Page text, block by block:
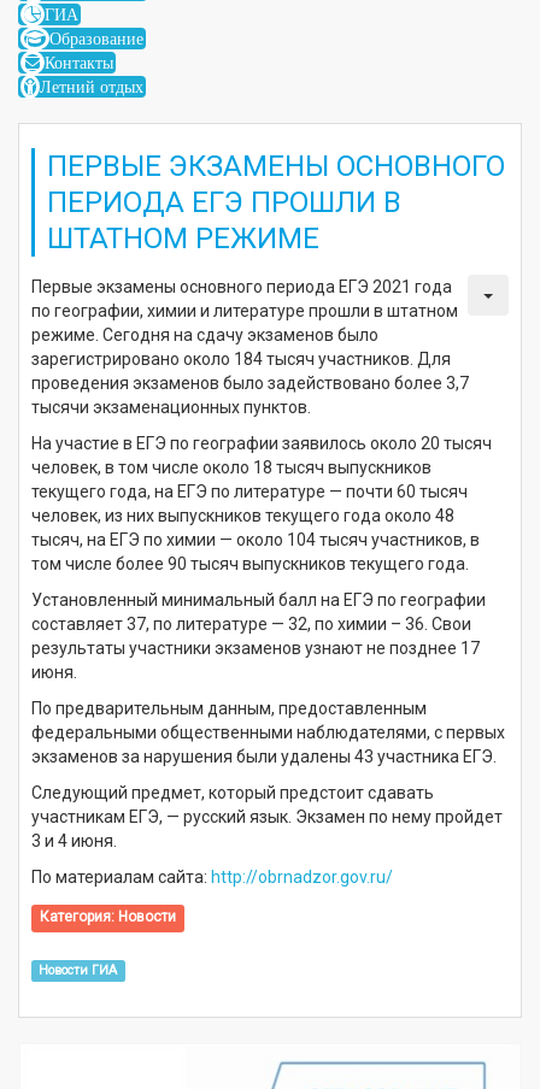
ГИА
Образование
Контакты
Летний отдых
ПЕРВЫЕ ЭКЗАМЕНЫ ОСНОВНОГО
ПЕРИОДА ЕГЭ ПРОШЛИ В
ШТАТНОМ РЕЖИМЕ
Первые экзамены основного периода ЕГЭ 2021 года
по географии, химии и литературе прошли в штатном
режиме. Сегодня на сдачу экзаменов было
зарегистрировано около 184 тысяч участников. Для
проведения экзаменов было задействовано более 3,7
тысячи экзаменационных пунктов.
На участие в ЕГЭ по географии заявилось около 20 тысяч
человек, в том числе около 18 тысяч выпускников
текущего года, на ЕГЭ по литературе — почти 60 тысяч
человек, из них выпускников текущего года около 48
тысяч, на ЕГЭ по химии — около 104 тысяч участников, в
том числе более 90 тысяч выпускников текущего года.
Установленный минимальный балл на ЕГЭ по географии
составляет 37, по литературе — 32, по химии – 36. Свои
результаты участники экзаменов узнают не позднее 17
июня.
По предварительным данным, предоставленным
федеральными общественными наблюдателями, с первых
экзаменов за нарушения были удалены 43 участника ЕГЭ.
Следующий предмет, который предстоит сдавать
участникам ЕГЭ, — русский язык. Экзамен по нему пройдет
3 и 4 июня.
По материалам сайта: http://obrnadzor.gov.ru/
Категория: Новости
Новости ГИА